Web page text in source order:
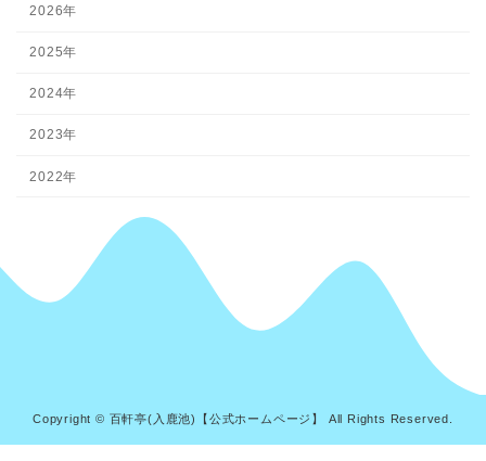
2026年
2025年
2024年
2023年
2022年
Copyright © 百軒亭(入鹿池)【公式ホームページ】 All Rights Reserved.